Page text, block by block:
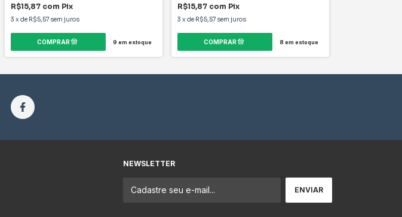
R$15,87 com Pix
3 x de R$5,57 sem juros
9 em estoque
R$15,87 com Pix
3 x de R$5,57 sem juros
8 em estoque
NEWSLETTER